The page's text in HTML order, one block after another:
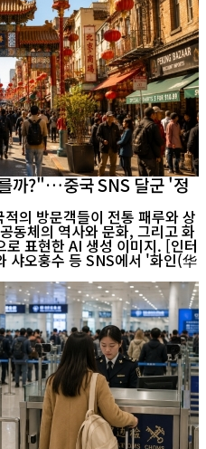
까?"…중국 SNS 달군 '정
의 방문객들이 전통 패루와 상
동체의 역사와 문화, 그리고 화
표현한 AI 생성 이미지. [인터
샤오훙수 등 SNS에서 '화인(华